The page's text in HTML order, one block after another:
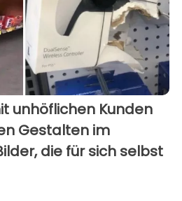
unhöflichen Kunden
Gestalten im
die für sich selbst